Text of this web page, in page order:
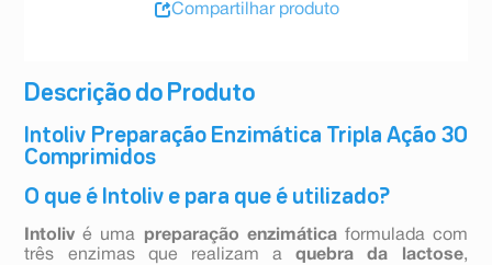
Descrição do Produto
Intoliv Preparação Enzimática Tripla Ação 30
Comprimidos
O que é Intoliv e para que é utilizado?
Intolivé uma preparação enzimáticaformulada com
três enzimas que realizam aquebra da lactose,
Compartilhar produto